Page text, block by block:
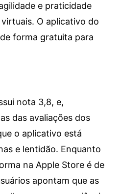
e praticidade
O aplicativo do
forma gratuita para
nota 3,8, e,
das avaliações dos
o aplicativo está
e lentidão. Enquanto
na Apple Store é de
apontam que as